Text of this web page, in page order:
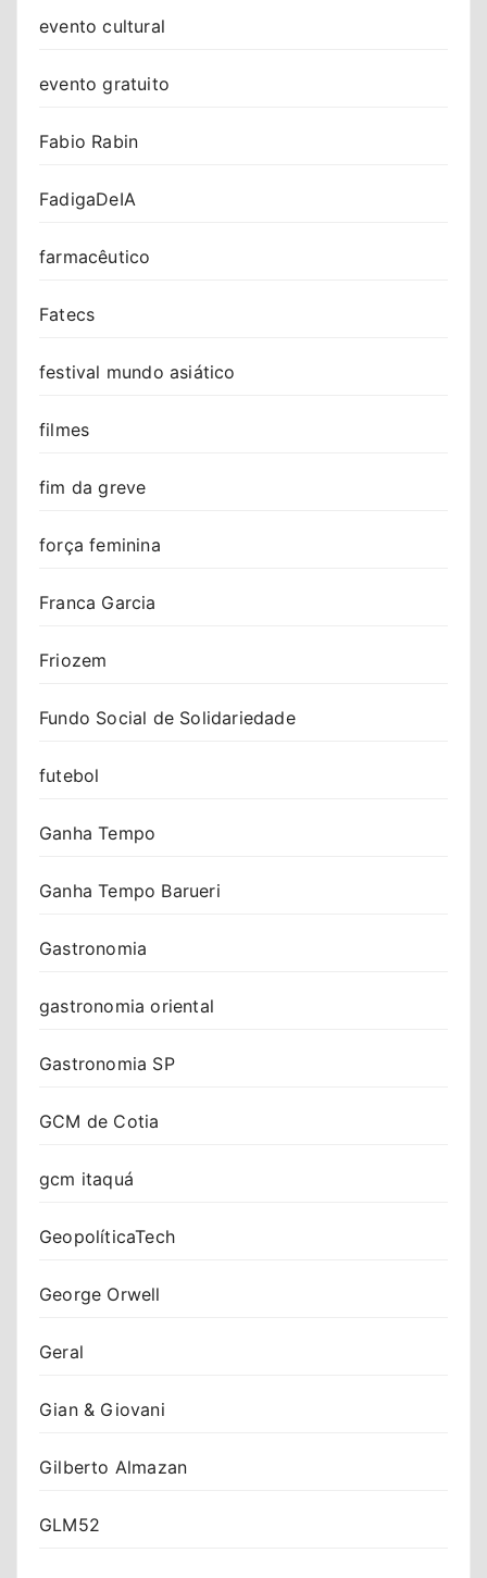
evento cultural
evento gratuito
Fabio Rabin
FadigaDeIA
farmacêutico
Fatecs
festival mundo asiático
filmes
fim da greve
força feminina
Franca Garcia
Friozem
Fundo Social de Solidariedade
futebol
Ganha Tempo
Ganha Tempo Barueri
Gastronomia
gastronomia oriental
Gastronomia SP
GCM de Cotia
gcm itaquá
GeopolíticaTech
George Orwell
Geral
Gian & Giovani
Gilberto Almazan
GLM52